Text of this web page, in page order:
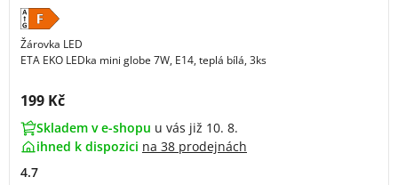
Žárovka LED
ETA EKO LEDka mini globe 7W, E14, teplá bílá, 3ks
Cena s DPH:
199 Kč
Skladem v e-shopu u vás již 10. 8.
ihned k dispozici na 38 prodejnách
4.7